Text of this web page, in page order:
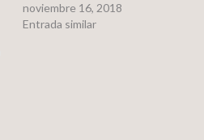
noviembre 16, 2018
Entrada similar